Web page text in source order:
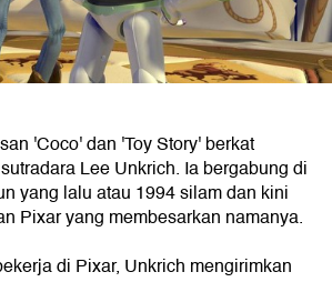
'Coco' dan 'Toy Story' berkat
Lee Unkrich. Ia bergabung di
yang lalu atau 1994 silam dan kini
Pixar yang membesarkan namanya.
di Pixar, Unkrich mengirimkan